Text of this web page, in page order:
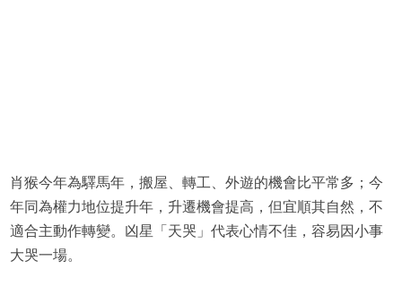
肖猴今年為驛馬年，搬屋、轉工、外遊的機會比平常多；今
年同為權力地位提升年，升遷機會提高，但宜順其自然，不
適合主動作轉變。凶星「天哭」代表心情不佳，容易因小事
大哭一場。